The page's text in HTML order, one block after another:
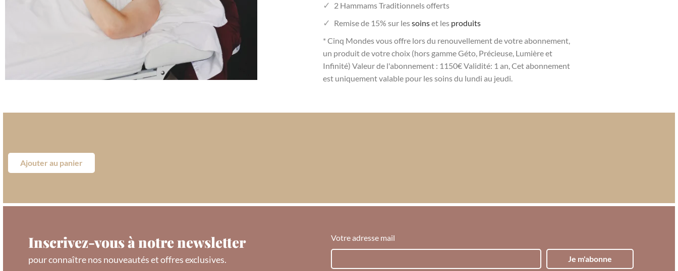
2 Hammams Traditionnels offerts
Remise de 15% sur lessoinset les produits
* Cinq Mondes vous offre lors du renouvellement de votre abonnement,
un produit de votre choix (hors gamme Géto, Précieuse, Lumière et
Infinité) Valeur de l'abonnement : 1150€ Validité: 1 an, Cet abonnement
est uniquement valable pour les soins du lundi au jeudi.
Ajouter au panier
Inscrivez-vous à notre newsletter
pour connaître nos nouveautés et offres exclusives.
Votre adresse mail
Je m'abonne